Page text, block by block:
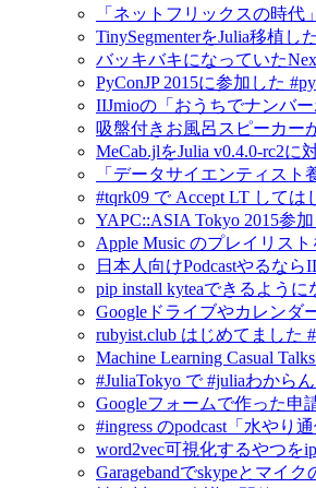
「ネットフリックスの時
TinySegmenterをJulia移植
バッキバキになっていた
PyConJP 2015に参加した
IIJmioの「おうちでナンバ
吸盤付きお風呂スピーカー
MeCab.jlをJulia v0.4.0-rc2に
「データサイエンティス
#tqrk09 で Accept LT して
YAPC::ASIA Tokyo 2015参
Apple Music のプレイリス
日本人向けPodcastやるな
pip install kyteaできるように
Googleドライブやカレンダ
rubyist.club はじめてました
Machine Learning Casual
#JuliaTokyo で #juliaわから
Googleフォームで作った申
#ingress のpodcast「水やり
word2vec可視化するやつを
Garagebandでskypeとマイ